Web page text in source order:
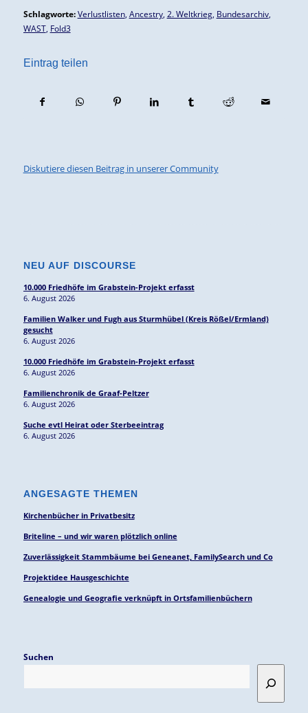
Schlagworte: Verlustlisten, Ancestry, 2. Weltkrieg, Bundesarchiv,
WAST, Fold3
Eintrag teilen
Diskutiere diesen Beitrag in unserer Community
NEU AUF DISCOURSE
10.000 Friedhöfe im Grabstein-Projekt erfasst
6. August 2026
Familien Walker und Fugh aus Sturmhübel (Kreis Rößel/Ermland)
gesucht
6. August 2026
10.000 Friedhöfe im Grabstein-Projekt erfasst
6. August 2026
Familienchronik de Graaf-Peltzer
6. August 2026
Suche evtl Heirat oder Sterbeeintrag
6. August 2026
ANGESAGTE THEMEN
Kirchenbücher in Privatbesitz
Briteline – und wir waren plötzlich online
Zuverlässigkeit Stammbäume bei Geneanet, FamilySearch und Co
Projektidee Hausgeschichte
Genealogie und Geografie verknüpft in Ortsfamilienbüchern
Suchen